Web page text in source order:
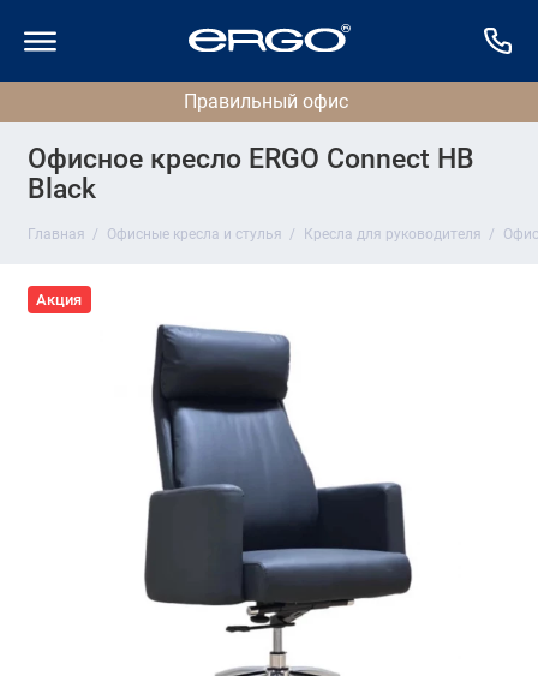
Офисное кресло ERGO Connect HB
Black
Главная Офисные кресла и стулья Кресла для руководителя
Акция